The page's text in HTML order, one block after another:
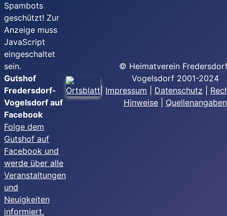
Spambots
geschützt! Zur
Anzeige muss
JavaScript
eingeschaltet
sein.
Gutshof
Fredersdorf-
Vogelsdorf auf
Facebook
Folge dem
Gutshof auf
Facebook und
werde über alle
Veranstaltungen
und
Neuigkeiten
informiert.
© Heimatverein
Vogelsdorf 2001-2024
Impressum Datenschutz
Hinweise| Quellenangaben